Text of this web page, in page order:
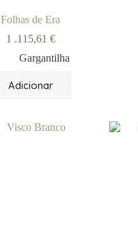
Folhas de Era
1 .115,61 €
Gargantilha
Adicionar